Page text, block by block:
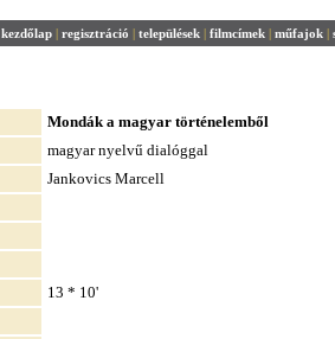
kezdőlap | regisztráció | települések | filmcímek | műfajok |
Mondák a magyar történelemből
magyar nyelvű dialóggal
Jankovics Marcell
13 * 10'